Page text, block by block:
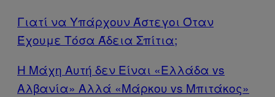
Γιατί να Υπάρχουν Άστεγοι Όταν
Έχουμε Τόσα Άδεια Σπίτια;
Η Μάχη Αυτή δεν Είναι «Ελλάδα vs
Αλβανία» Αλλά «Μάρκου vs Μπιτάκος»